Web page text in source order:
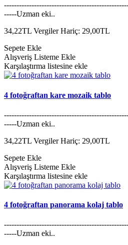
-----Uzman eki..
34,22TL Vergiler Hariç: 29,00TL
Sepete Ekle
Alışveriş Listeme Ekle
Karşılaştırma listesine ekle
4 fotoğraftan kare mozaik tablo
-----Uzman eki..
34,22TL Vergiler Hariç: 29,00TL
Sepete Ekle
Alışveriş Listeme Ekle
Karşılaştırma listesine ekle
4 fotoğraftan panorama kolaj tablo
-----Uzman eki..